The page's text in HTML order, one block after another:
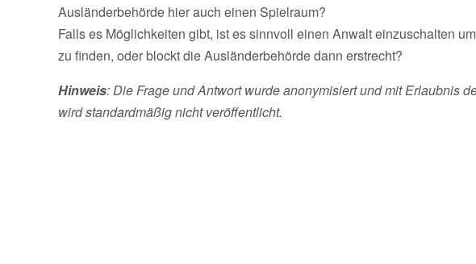
Ausländerbehörde hier auch einen Spielraum?
Falls es Möglichkeiten gibt, ist es sinnvoll einen Anwalt einzuschalten
zu finden, oder blockt die Ausländerbehörde dann erstrecht?
Hinweis: Die Frage und Antwort wurde anonymisiert und mit Erlaubnis
wird standardmäßig nicht veröffentlicht.